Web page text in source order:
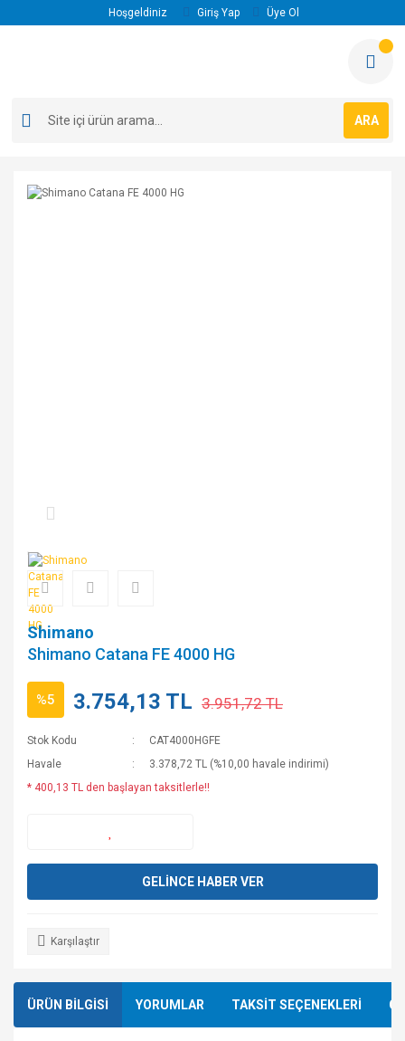
Hoşgeldiniz Giriş Yap Üye Ol
ARA
Shimano
Shimano Catana FE 4000 HG
%5 3.754,13 TL 3.951,72 TL
Stok Kodu
CAT4000HGFE
Havale
3.378,72 TL (%10,00 havale indirimi)
* 400,13 TL den başlayan taksitlerle!!
GELİNCE HABER VER
Karşılaştır
ÜRÜN BİLGİSİ YORUMLAR TAKSİT SEÇENEKLERİ